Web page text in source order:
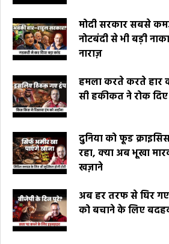
मोदी सरकार सबसे
नोटबंदी से भी बड़ी
नाराज़
हमला करते करते हार
सी हकीकत ने रोक
दुनिया को फूड
रहा, क्या अब भूखा
खज़ाने
अब हर तरफ से घिर
को बचाने के लिए